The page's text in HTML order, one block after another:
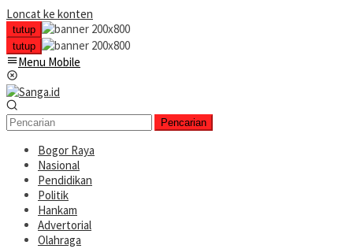
Loncat ke konten
tutup
tutup
Menu Mobile
Pencarian
Bogor Raya
Nasional
Pendidikan
Politik
Hankam
Advertorial
Olahraga